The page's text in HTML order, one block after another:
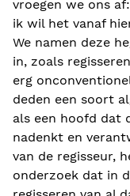
vroegen we ons
ik wil het vanaf
We namen deze
in, zoals
erg
deden een soort
als een hoofd dat
nadenkt en
van de regisseur,
onderzoek dat in